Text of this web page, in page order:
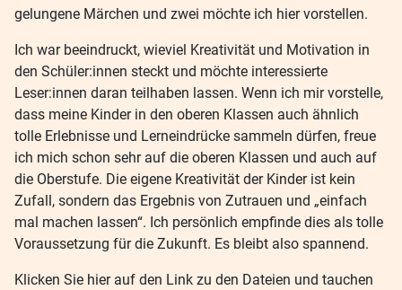
gelungene Märchen und zwei möchte ich hier vorstellen.
Ich war beeindruckt, wieviel Kreativität und Motivation in
den Schüler:innen steckt und möchte interessierte
Leser:innen daran teilhaben lassen. Wenn ich mir vorstelle,
dass meine Kinder in den oberen Klassen auch ähnlich
tolle Erlebnisse und Lerneindrücke sammeln dürfen, freue
ich mich schon sehr auf die oberen Klassen und auch auf
die Oberstufe. Die eigene Kreativität der Kinder ist kein
Zufall, sondern das Ergebnis von Zutrauen und „einfach
mal machen lassen“. Ich persönlich empfinde dies als tolle
Voraussetzung für die Zukunft. Es bleibt also spannend.
Klicken Sie hier auf den Link zu den Dateien und tauchen